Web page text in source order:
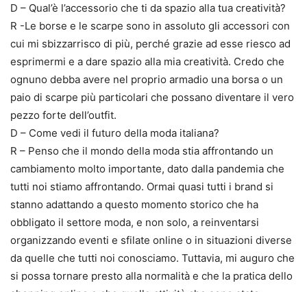
D – Qual’è l’accessorio che ti da spazio alla tua creatività?
R -Le borse e le scarpe sono in assoluto gli accessori con
cui mi sbizzarrisco di più, perché grazie ad esse riesco ad
esprimermi e a dare spazio alla mia creatività. Credo che
ognuno debba avere nel proprio armadio una borsa o un
paio di scarpe più particolari che possano diventare il vero
pezzo forte dell’outfit.
D – Come vedi il futuro della moda italiana?
R – Penso che il mondo della moda stia affrontando un
cambiamento molto importante, dato dalla pandemia che
tutti noi stiamo affrontando. Ormai quasi tutti i brand si
stanno adattando a questo momento storico che ha
obbligato il settore moda, e non solo, a reinventarsi
organizzando eventi e sfilate online o in situazioni diverse
da quelle che tutti noi conosciamo. Tuttavia, mi auguro che
si possa tornare presto alla normalità e che la pratica dello